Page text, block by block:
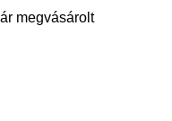
megvásárolt